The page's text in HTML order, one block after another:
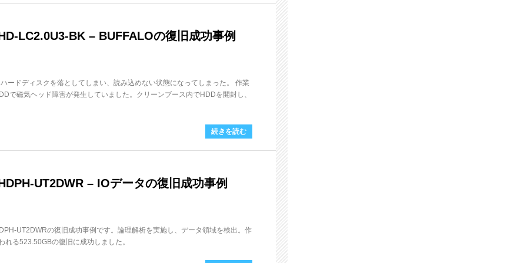
LC2.0U3-BK – BUFFALOの復旧成功事例
ードディスクを落としてしまい、読み込めない状態になってしまった。 作業
で磁気ヘッド障害が発生していました。クリーンブース内でHDDを開封し、
続きを読む
UT2DWR – IOデータの復旧成功事例
UT2DWRの復旧成功事例です。論理解析を実施し、データ領域を検出。作
れる523.50GBの復旧に成功しました。